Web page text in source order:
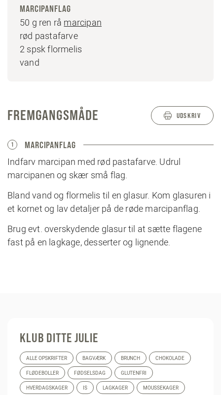
MARCIPANFLAG
50 g ren rå marcipan
rød pastafarve
2 spsk flormelis
vand
FREMGANGSMÅDE UDSKRIV
1 MARCIPANFLAG
Indfarv marcipan med rød pastafarve. Udrul
marcipanen og skær små flag.
Bland vand og flormelis til en glasur. Kom glasuren i
et kornet og lav detaljer på de røde marcipanflag.
Brug evt. overskydende glasur til at sætte flagene
fast på en lagkage, desserter og lignende.
KLUB DITTE JULIE
ALLE OPSKRIFTER BAGVÆRK BRUNCH CHOKOLADE
FLØDEBOLLER FØDSELSDAG GLUTENFRI
HVERDAGSKAGER IS LAGKAGER MOUSSEKAGER